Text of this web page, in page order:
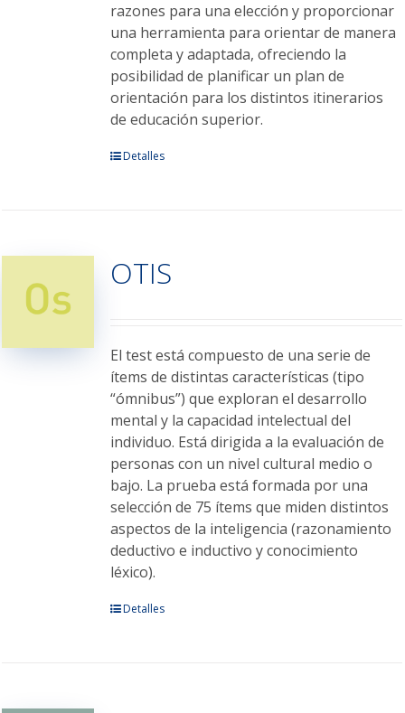
razones para una elección y proporcionar
una herramienta para orientar de manera
completa y adaptada, ofreciendo la
posibilidad de planificar un plan de
orientación para los distintos itinerarios
de educación superior.
Detalles
OTIS
El test está compuesto de una serie de
ítems de distintas características (tipo
“ómnibus”) que exploran el desarrollo
mental y la capacidad intelectual del
individuo. Está dirigida a la evaluación de
personas con un nivel cultural medio o
bajo. La prueba está formada por una
selección de 75 ítems que miden distintos
aspectos de la inteligencia (razonamiento
deductivo e inductivo y conocimiento
léxico).
EsteDetalles